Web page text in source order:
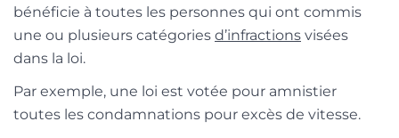
bénéficie à toutes les personnes qui ont commis
une ou plusieurs catégories d’infractions visées
dans la loi.
Par exemple, une loi est votée pour amnistier
toutes les condamnations pour excès de vitesse.